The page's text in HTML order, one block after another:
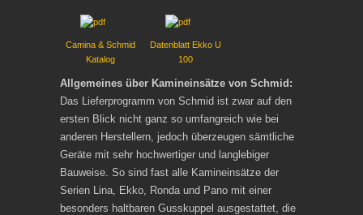
Camina & Schmid
Katalog
Datenblatt Ekko U
100
Allgemeines über Kamineinsätze von Schmid:
Das Lieferprogramm von Schmid ist zwar auf den
ersten Blick nicht ganz so umfangreich wie bei
anderen Herstellern, jedoch überzeugen sämtliche
Geräte mit sehr hochwertiger und langlebiger
Bauweise. So sind fast alle Kamineinsätze der
Serien Lina, Ekko, Ronda und Pano mit einer
besonders haltbaren Gusskuppel ausgestattet, die